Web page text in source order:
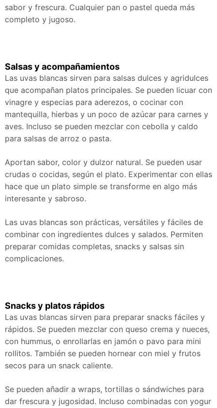
sabor y frescura. Cualquier pan o pastel queda más
completo y jugoso.
Salsas y acompañamientos
Las uvas blancas sirven para salsas dulces y agridulces
que acompañan platos principales. Se pueden licuar con
vinagre y especias para aderezos, o cocinar con
mantequilla, hierbas y un poco de azúcar para carnes y
aves. Incluso se pueden mezclar con cebolla y caldo
para salsas de arroz o pasta.
Aportan sabor, color y dulzor natural. Se pueden usar
crudas o cocidas, según el plato. Experimentar con ellas
hace que un plato simple se transforme en algo más
interesante y sabroso.
Las uvas blancas son prácticas, versátiles y fáciles de
combinar con ingredientes dulces y salados. Permiten
preparar comidas completas, snacks y salsas sin
complicaciones.
Snacks y platos rápidos
Las uvas blancas sirven para preparar snacks fáciles y
rápidos. Se pueden mezclar con queso crema y nueces,
con hummus, o enrollarlas en jamón o pavo para mini
rollitos. También se pueden hornear con miel y frutos
secos para un snack caliente.
Se pueden añadir a wraps, tortillas o sándwiches para
dar frescura y jugosidad. Incluso combinadas con yogur